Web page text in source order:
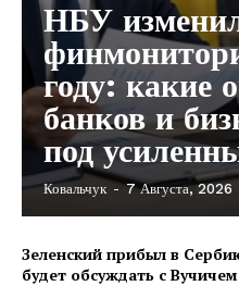
НБУ
году: какие
банков и
под
Ковальчук - 7 Августа, 2026
Зеленский прибыл в
будет обсуждать с